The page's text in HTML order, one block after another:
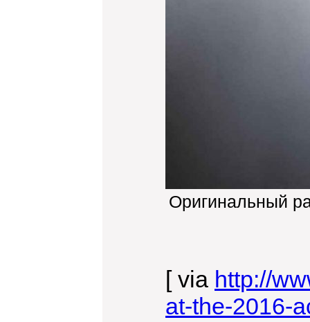
Оригинальный
[ via http://
at-the-2016-